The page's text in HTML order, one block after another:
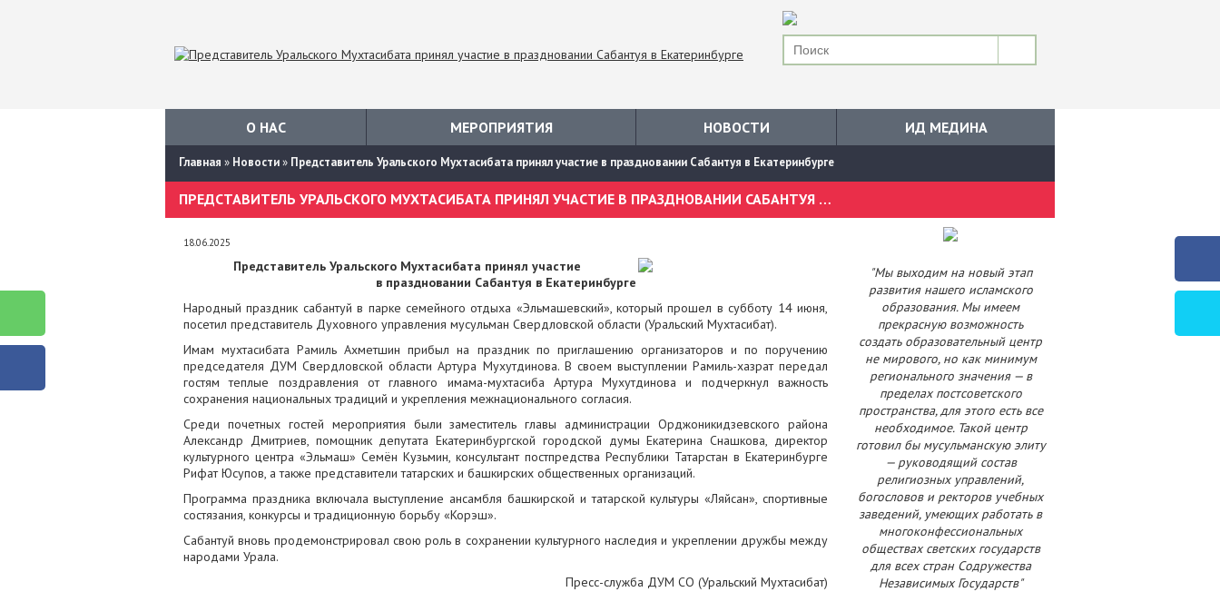
О НАС МЕРОПРИЯТИЯ НОВОСТИ ИД МЕДИНА
Главная » Новости» Представитель Уральского Мухтасибата принял участие в праздновании Сабантуя в Екатеринбурге
"Мы выходим на новый этап
развития нашего исламского
образования. Мы имеем
прекрасную возможность
создать образовательный центр
не мирового, но как минимум
регионального значения — в
пределах постсоветского
пространства, для этого есть все
необходимое. Такой центр
готовил бы мусульманскую элиту
— руководящий состав
религиозных управлений,
богословов и ректоров учебных
заведений, умеющих работать в
многоконфессиональных
обществах светских государств
для всех стран Содружества
Независимых Государств"
ПРЕДСТАВИТЕЛЬ УРАЛЬСКОГО МУХТАСИБАТА ПРИНЯЛ УЧАСТИЕ В ПРАЗДНОВАНИИ САБАНТУЯ В ЕКАТЕРИНБУРГЕ
18.06.2025
Представитель Уральского Мухтасибата принял участие
в праздновании Сабантуя в Екатеринбурге
Народный праздник сабантуй в парке семейного отдыха «Эльмашевский», который прошел в субботу 14 июня,
посетил представитель Духовного управления мусульман Свердловской области (Уральский Мухтасибат).
Имам мухтасибата Рамиль Ахметшин прибыл на праздник по приглашению организаторов и по поручению
председателя ДУМ Свердловской области Артура Мухутдинова. В своем выступлении Рамиль-хазрат передал
гостям теплые поздравления от главного имама-мухтасиба Артура Мухутдинова и подчеркнул важность
сохранения национальных традиций и укрепления межнационального согласия.
Среди почетных гостей мероприятия были заместитель главы администрации Орджоникидзевского района
Александр Дмитриев, помощник депутата Екатеринбургской городской думы Екатерина Снашкова, директор
культурного центра «Эльмаш» Семён Кузьмин, консультант постпредства Республики Татарстан в Екатеринбурге
Рифат Юсупов, а также представители татарских и башкирских общественных организаций.
Программа праздника включала выступление ансамбля башкирской и татарской культуры «Ляйсан», спортивные
состязания, конкурсы и традиционную борьбу «Корэш».
Сабантуй вновь продемонстрировал свою роль в сохранении культурного наследия и укреплении дружбы между
народами Урала.
Пресс-служба ДУМ СО (Уральский Мухтасибат)